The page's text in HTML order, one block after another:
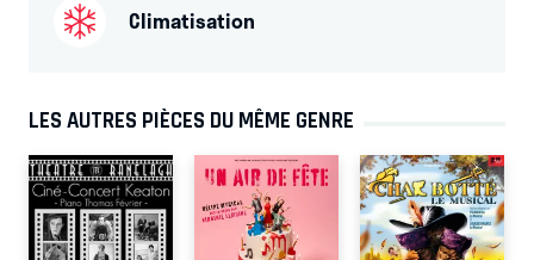
Climatisation
LES AUTRES PIÈCES DU MÊME GENRE